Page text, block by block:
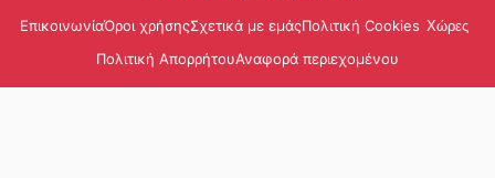
ΕπικοινωνίαΌροι χρήσηςΣχετικά με εμάςΠολιτική Cookies Χώρες
Πολιτική ΑπορρήτουΑναφορά περιεχομένου